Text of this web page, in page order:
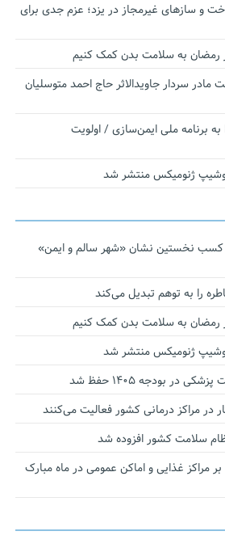
و سازهای غیرمجاز در یزد؛ عزم جدی برای
رمضان به سلامت بدن کمک کنیم
سردار جاویدالاثر حاج احمد متوسلیان
بررسی ورود واکسن HPV به برنامه ملی ایمن‌سازی / اولویت
ژنومیکس منتشر شد
کسب نخستین نشان «شهر سالم و ایمن»
را به توهم تبدیل می‌کند
رمضان به سلامت بدن کمک کنیم
ژنومیکس منتشر شد
در بودجه ۱۴۰۵ حفظ شد
مراکز غذایی و اماکن عمومی در ماه مبارک